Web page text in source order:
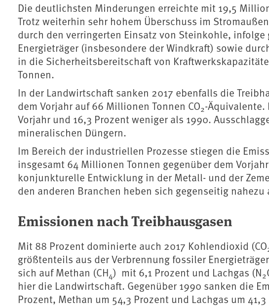
Die deutlichsten Minderungen erreichte mit 19,5
Trotz weiterhin sehr hohem Überschuss im
durch den verringerten Einsatz von Steinkohle,
Energieträger (insbesondere der Windkraft) sowie
in die Sicherheitsbereitschaft von
Tonnen.
In der Landwirtschaft sanken 2017 ebenfalls die
dem Vorjahr auf 66 Millionen Tonnen CO2-Äquivalente.
Vorjahr und 16,3 Prozent weniger als 1990.
mineralischen Düngern.
Im Bereich der industriellen Prozesse stiegen die
insgesamt 64 Millionen Tonnen gegenüber dem
konjunkturelle Entwicklung in der Metall- und der
den anderen Branchen heben sich gegenseitig nahezu
Emissionen nach Treibhausgasen
Mit 88 Prozent dominierte auch 2017 Kohlendioxid (CO
größtenteils aus der Verbrennung fossiler
sich auf Methan (CH4) mit 6,1 Prozent und Lachgas (N2
hier die Landwirtschaft. Gegenüber 1990 sanken die
Prozent, Methan um 54,3 Prozent und Lachgas um